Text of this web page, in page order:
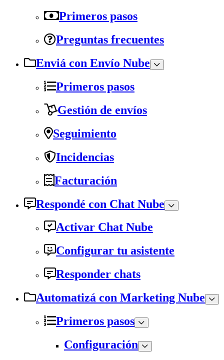
Primeros pasos
Preguntas frecuentes
Enviá con Envío Nube
Primeros pasos
Gestión de envíos
Seguimiento
Incidencias
Facturación
Respondé con Chat Nube
Activar Chat Nube
Configurar tu asistente
Responder chats
Automatizá con Marketing Nube
Primeros pasos
Configuración